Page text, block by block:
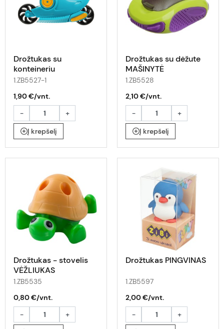
Drožtukas su
konteineriu
MOTORCYCLE
1.ZB5527-1
1,90 €/vnt.
-
+
Į krepšelį
Drožtukas su dėžute
MAŠINYTĖ
1.ZB5528
2,10 €/vnt.
-
+
Į krepšelį
Drožtukas - stovelis
VĖŽLIUKAS
1.ZB5535
0,80 €/vnt.
-
+
Drožtukas PINGVINAS
1.ZB5597
2,00 €/vnt.
-
+